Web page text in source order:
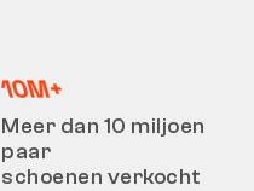
Meer dan 10 miljoen
paar
schoenen verkocht